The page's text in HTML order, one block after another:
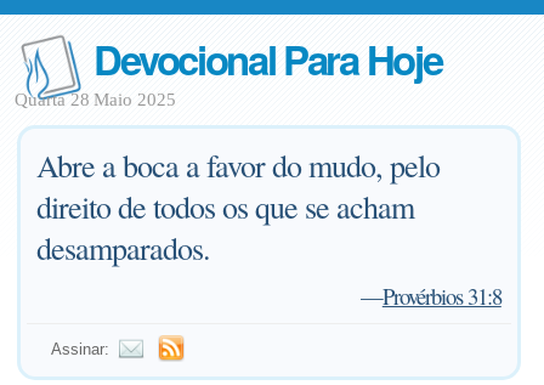
Devocional Para Hoje
Quarta 28 Maio 2025
Abre a boca a favor do mudo, pelo
direito de todos os que se acham
desamparados.
—Provérbios 31:8
Assinar: